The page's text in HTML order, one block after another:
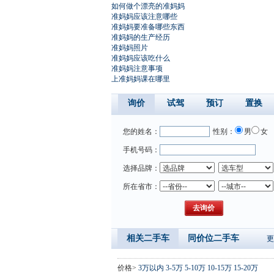
如何做个漂亮的准妈妈
准妈妈应该注意哪些
准妈妈要准备哪些东西
准妈妈的生产经历
准妈妈照片
准妈妈应该吃什么
准妈妈注意事项
上准妈妈课在哪里
询价 试驾 预订 置换
您的姓名： 性别： 男 女
手机号码：
选择品牌：
所在省市：
相关二手车 同价位二手车
价格> 3万以内 3-5万 5-10万 10-15万 15-20万